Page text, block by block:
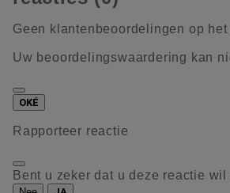
Geen klantenbeoordelingen op het
Uw beoordelingswaardering kan
OKÉ
Rapporteer reactie
Bent u zeker dat u deze reactie